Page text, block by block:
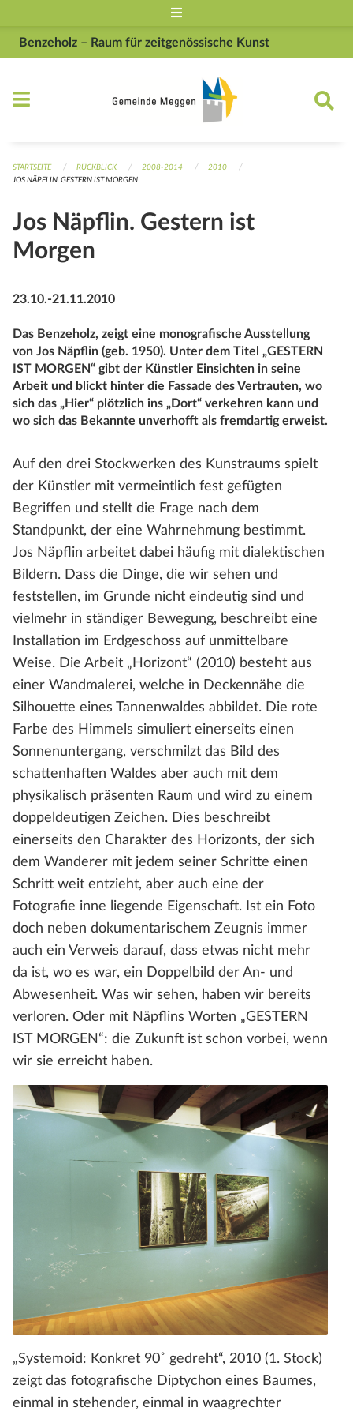
Benzeholz – Raum für zeitgenössische Kunst
STARTSEITE RÜCKBLICK 2008-2014
2010
JOS NÄPFLIN. GESTERN IST MORGEN
Jos Näpflin. Gestern ist
Morgen
23.10.-21.11.2010
Das Benzeholz, zeigt eine monografische Ausstellung
von Jos Näpflin (geb. 1950). Unter dem Titel „GESTERN
IST MORGEN“ gibt der Künstler Einsichten in seine
Arbeit und blickt hinter die Fassade des Vertrauten, wo
sich das „Hier“ plötzlich ins „Dort“ verkehren kann und
wo sich das Bekannte unverhofft als fremdartig erweist.
Auf den drei Stockwerken des Kunstraums spielt
der Künstler mit vermeintlich fest gefügten
Begriffen und stellt die Frage nach dem
Standpunkt, der eine Wahrnehmung bestimmt.
Jos Näpflin arbeitet dabei häufig mit dialektischen
Bildern. Dass die Dinge, die wir sehen und
feststellen, im Grunde nicht eindeutig sind und
vielmehr in ständiger Bewegung, beschreibt eine
Installation im Erdgeschoss auf unmittelbare
Weise. Die Arbeit „Horizont“ (2010) besteht aus
einer Wandmalerei, welche in Deckennähe die
Silhouette eines Tannenwaldes abbildet. Die rote
Farbe des Himmels simuliert einerseits einen
Sonnenuntergang, verschmilzt das Bild des
schattenhaften Waldes aber auch mit dem
physikalisch präsenten Raum und wird zu einem
doppeldeutigen Zeichen. Dies beschreibt
einerseits den Charakter des Horizonts, der sich
dem Wanderer mit jedem seiner Schritte einen
Schritt weit entzieht, aber auch eine der
Fotografie inne liegende Eigenschaft. Ist ein Foto
doch neben dokumentarischem Zeugnis immer
auch ein Verweis darauf, dass etwas nicht mehr
da ist, wo es war, ein Doppelbild der An- und
Abwesenheit. Was wir sehen, haben wir bereits
verloren. Oder mit Näpflins Worten „GESTERN
IST MORGEN“: die Zukunft ist schon vorbei, wenn
wir sie erreicht haben.
„Systemoid: Konkret 90˚ gedreht“, 2010 (1. Stock)
zeigt das fotografische Diptychon eines Baumes,
einmal in stehender, einmal in waagrechter